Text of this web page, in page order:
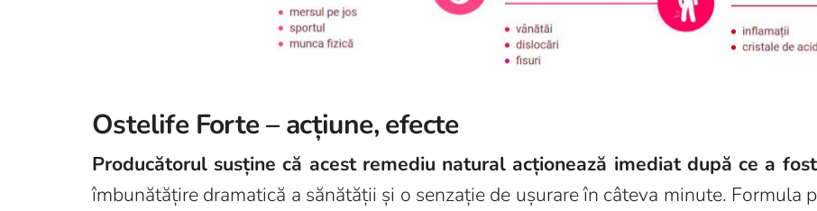
Ostelife Forte – acțiune, efecte
Producătorul susține că acest remediu natural acționează imediat după ce a
îmbunătățire dramatică a sănătății și o senzație de ușurare în câteva minute. Formula